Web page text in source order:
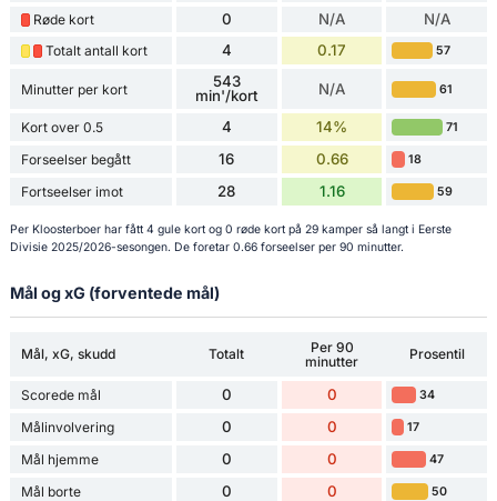
Røde kort 0 N/A N/A
Totalt antall kort 4 0.17 57
Minutter per kort
543
min'/kort
N/A 61
Kort over 0.5 4 14% 71
Forseelser begått 16 0.66 18
Fortseelser imot 28 1.16 59
Per Kloosterboer har fått 4 gule kort og 0 røde kort på 29 kamper så langt i Eerste
Divisie 2025/2026-sesongen. De foretar 0.66 forseelser per 90 minutter.
Mål og xG (forventede mål)
Mål, xG, skudd Totalt
Per 90
minutter
Prosentil
Scorede mål 0 0 34
Målinvolvering 0 0 17
Mål hjemme 0 0 47
Mål borte 0 0 50